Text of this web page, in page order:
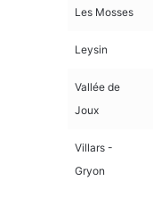
Les Mosses
Leysin
Vallée de
Joux
Villars -
Gryon